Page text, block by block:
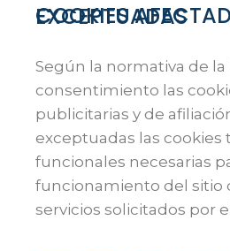
COOKIES AFECTADAS Y EXCEPTUADAS
Según la normativa de la
consentimiento las
publicitarias y de
exceptuadas las cookies
funcionales necesarias
funcionamiento del sitio
servicios solicitados por